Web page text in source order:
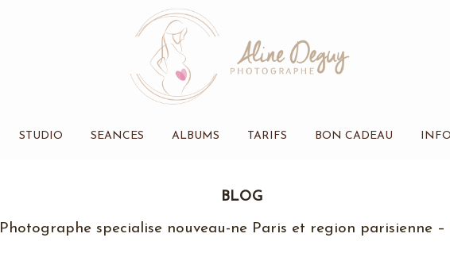
STUDIO SEANCES ALBUMS TARIFS BON CADEAU
BLOG
Photographe specialise nouveau-ne Paris et region parisienne –